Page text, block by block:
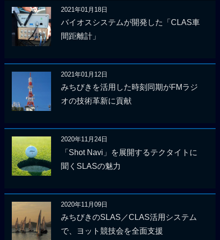
2021年01月18日
バイオスシステムが開発した「CLAS車
間距離計」
2021年01月12日
みちびきを活用した時刻同期がFMラジ
オの技術革新に貢献
2020年11月24日
「Shot Navi」を展開するテクタイトに
聞くSLASの魅力
2020年11月09日
みちびきのSLAS／CLAS活用システム
で、ヨット競技会を全面支援